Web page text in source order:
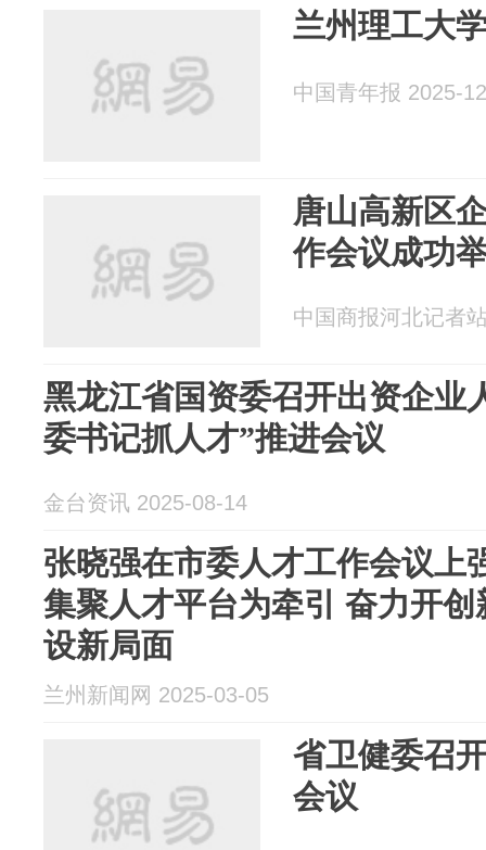
兰州理工大
中国青年报 2025-
唐山高新区
作会议成功
中国商报河北记者
黑龙江省国资委召开出资企业
委书记抓人才”推进会议
金台资讯 2025-08-14
张晓强在市委人才工作会议上
集聚人才平台为牵引 奋力开
设新局面
兰州新闻网 2025-03-05
省卫健委召
会议